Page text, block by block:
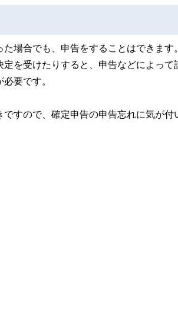
場合でも、申告をすることはできます
を受けたりすると、申告などによっ
要です。
すので、確定申告の申告忘れに気が